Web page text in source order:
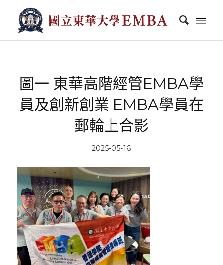
圖一 東華高階經管EMBA學
員及創新創業 EMBA學員在
郵輪上合影
2025-05-16